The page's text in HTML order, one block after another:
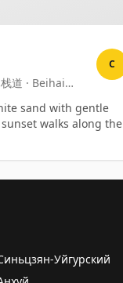
道 · Beihai
C
sand with gentle
walks along the
Уйгурский